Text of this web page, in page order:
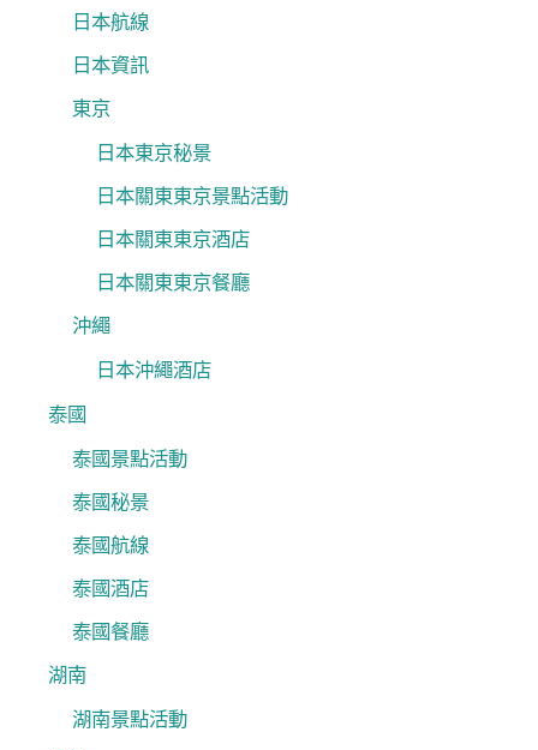
日本航線
日本資訊
東京
日本東京秘景
日本關東東京景點活動
日本關東東京酒店
日本關東東京餐廳
沖繩
日本沖繩酒店
泰國
泰國景點活動
泰國秘景
泰國航線
泰國酒店
泰國餐廳
湖南
湖南景點活動